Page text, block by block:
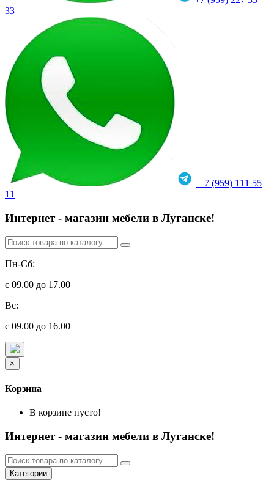
33
+ 7 (959) 111 55
11
Интернет - магазин мебели в Луганске!
Пн-Сб:
с 09.00 до 17.00
Вс:
с 09.00 до 16.00
×
Корзина
В корзине пусто!
Интернет - магазин мебели в Луганске!
Категории